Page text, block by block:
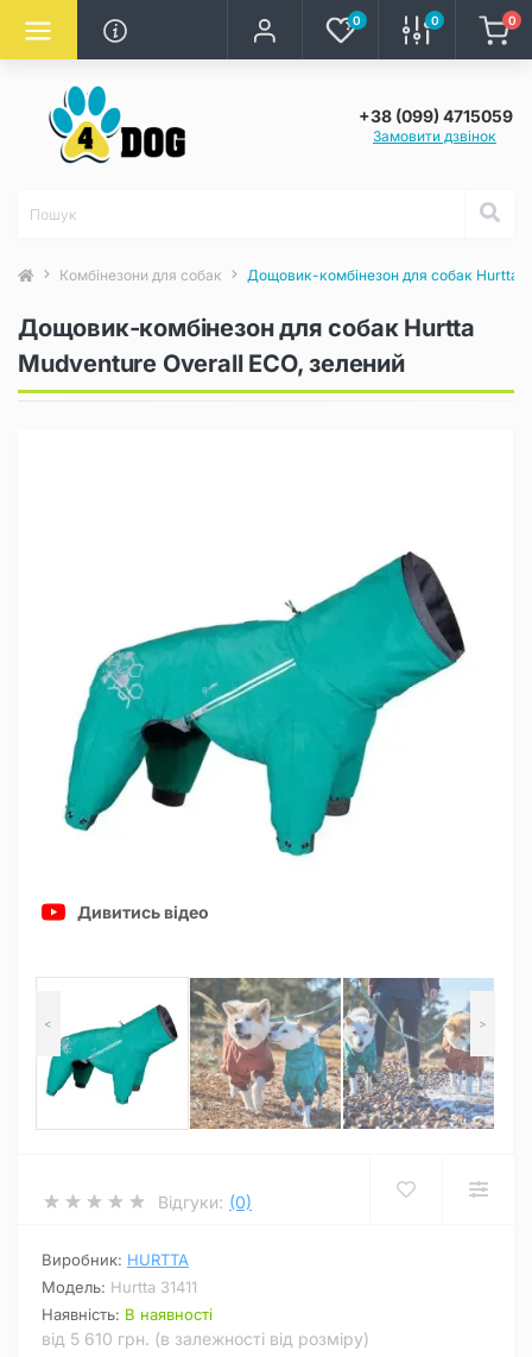
0 0 0
+38 (099) 4715059
Замовити дзвінок
Комбінезони для собак Дощовик-комбінезон для собак Hurtta
Дощовик-комбінезон для собак Hurtta
Mudventure Overall ECO, зелений
Дивитись відео
< >
Відгуки: (0)
Виробник: HURTTA
Модель: Hurtta 31411
Наявність: В наявності
від 5 610 грн. (в залежності від розміру)